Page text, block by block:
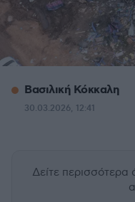
Βασιλική Κόκκαλη
30.03.2026, 12:41
Δείτε